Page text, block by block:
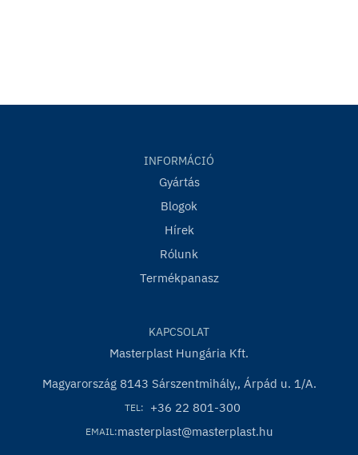
INFORMÁCIÓ
Gyártás
Blogok
Hírek
Rólunk
Termékpanasz
KAPCSOLAT
Masterplast Hungária Kft.
Magyarország 8143 Sárszentmihály,, Árpád u. 1/A.
TEL: +36 22 801-300
EMAIL:masterplast@masterplast.hu